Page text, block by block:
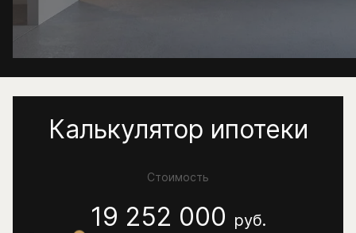
Калькулятор ипотеки
Стоимость
19 252 000 руб.